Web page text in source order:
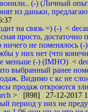
(-) (Личный
из даньки,
на связь =) (-) <
просто,
не поменялось (-)
у них нет (что
меньше (-) (IMHO) <
выбранный ранее
Видимо с кс не
продаж откроются
> [898] 27-12-2017
период у них не